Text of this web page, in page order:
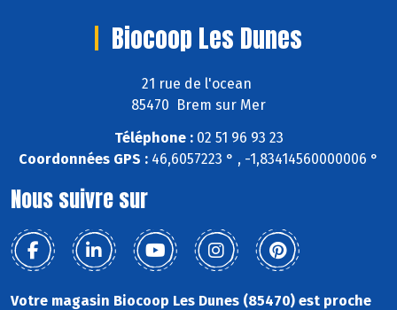
Biocoop Les Dunes
21 rue de l'ocean
85470 Brem sur Mer
Téléphone :02 51 96 93 23
Coordonnées GPS : 46,6057223 ° , -1,83414560000006 °
Nous suivre sur
Votre magasin Biocoop Les Dunes (85470) est proche